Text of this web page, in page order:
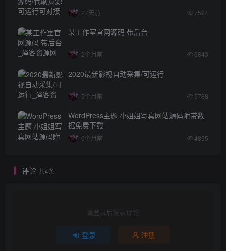
27天前 7594
某工作室官网源码 带后台
2个月前 6843
2020最新影视自动采集/可运行
5个月前 5788
WordPress主题 小姐姐写真网站源码附带数
据免费下载
6个月前 4895
评论 共4条
请登录后发表评论
登录 注册